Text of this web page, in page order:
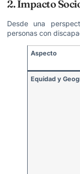
2. Impacto
Desde una
personas con
Aspecto
Equidad y